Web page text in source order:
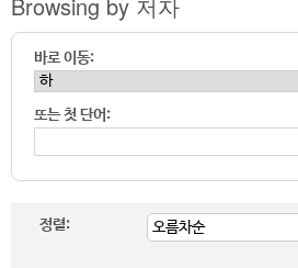
바로 이동:
또는 첫 단어:
정렬: